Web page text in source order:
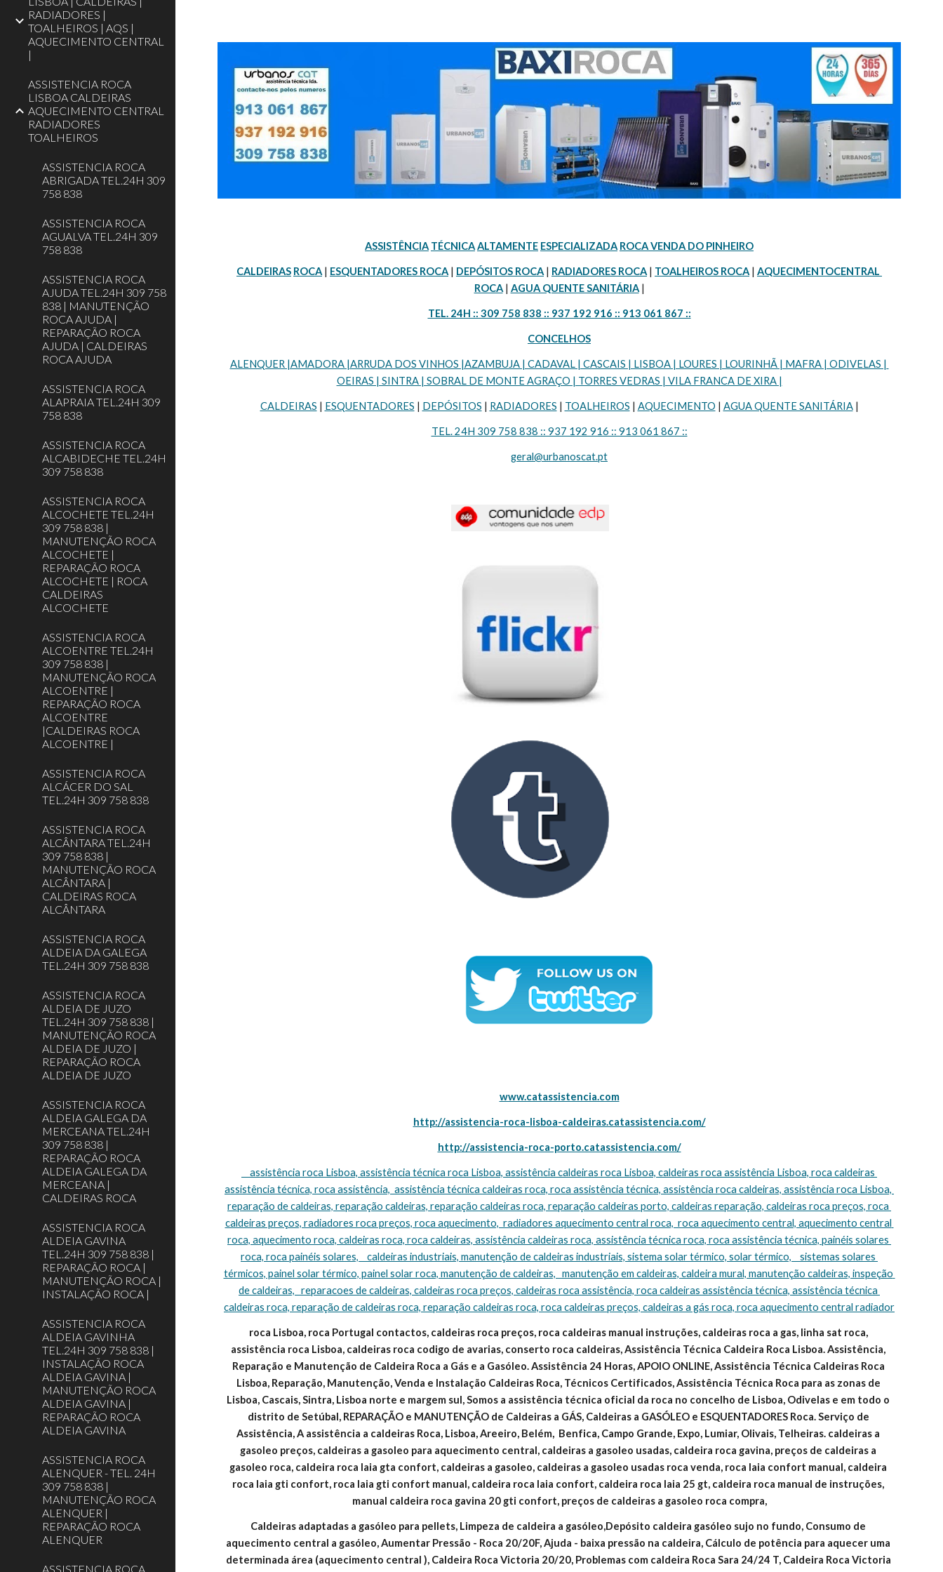
RADIADORES |
TOALHEIROS | AQS |
AQUECIMENTO CENTRAL
|
ASSISTENCIA ROCA
LISBOA CALDEIRAS
AQUECIMENTO CENTRAL
RADIADORES
TOALHEIROS
ASSISTENCIA ROCA
ABRIGADA TEL.24H 309
758 838
ASSISTENCIA ROCA
AGUALVA TEL.24H 309
758 838
ASSISTENCIA ROCA
AJUDA TEL.24H 309 758
838 | MANUTENÇÃO
ROCA AJUDA |
REPARAÇÃO ROCA
AJUDA | CALDEIRAS
ROCA AJUDA
ASSISTENCIA ROCA
ALAPRAIA TEL.24H 309
758 838
ASSISTENCIA ROCA
ALCABIDECHE TEL.24H
309 758 838
ASSISTENCIA ROCA
ALCOCHETE TEL.24H
309 758 838 |
MANUTENÇÃO ROCA
ALCOCHETE |
REPARAÇÃO ROCA
ALCOCHETE | ROCA
CALDEIRAS
ALCOCHETE
ASSISTENCIA ROCA
ALCOENTRE TEL.24H
309 758 838 |
MANUTENÇÃO ROCA
ALCOENTRE |
REPARAÇÃO ROCA
ALCOENTRE
|CALDEIRAS ROCA
ALCOENTRE |
ASSISTENCIA ROCA
ALCÁCER DO SAL
TEL.24H 309 758 838
ASSISTENCIA ROCA
ALCÂNTARA TEL.24H
309 758 838 |
MANUTENÇÃO ROCA
ALCÂNTARA |
CALDEIRAS ROCA
ALCÂNTARA
ASSISTENCIA ROCA
ALDEIA DA GALEGA
TEL.24H 309 758 838
ASSISTENCIA ROCA
ALDEIA DE JUZO
TEL.24H 309 758 838 |
MANUTENÇÃO ROCA
ALDEIA DE JUZO |
REPARAÇÃO ROCA
ALDEIA DE JUZO
ASSISTENCIA ROCA
ALDEIA GALEGA DA
MERCEANA TEL.24H
309 758 838 |
REPARAÇÃO ROCA
ALDEIA GALEGA DA
MERCEANA |
CALDEIRAS ROCA
ASSISTENCIA ROCA
ALDEIA GAVINA
TEL.24H 309 758 838 |
REPARAÇÃO ROCA |
MANUTENÇÃO ROCA |
INSTALAÇÃO ROCA |
ASSISTENCIA ROCA
ALDEIA GAVINHA
TEL.24H 309 758 838 |
INSTALAÇÃO ROCA
ALDEIA GAVINA |
MANUTENÇÃO ROCA
ALDEIA GAVINA |
REPARAÇÃO ROCA
ALDEIA GAVINA
ASSISTENCIA ROCA
ALENQUER - TEL. 24H
309 758 838 |
MANUTENÇÃO ROCA
ALENQUER |
REPARAÇÃO ROCA
ALENQUER
ASSISTENCIA ROCA
ASSISTÊNCIA TÉCNICAALTAMENTE ESPECIALIZADA ROCA VENDA DO PINHEIRO
CALDEIRAS ROCA | ESQUENTADORES ROCA | DEPÓSITOS ROCA | RADIADORES ROCA | TOALHEIROS ROCA | AQUECIMENTOCENTRAL
ROCA | AGUA QUENTE SANITÁRIA |
TEL. 24H :: 309 758 838 :: 937 192 916 :: 913 061 867 ::
CONCELHOS
ALENQUER |AMADORA |ARRUDA DOS VINHOS |AZAMBUJA | CADAVAL | CASCAIS | LISBOA | LOURES | LOURINHÃ | MAFRA | ODIVELAS |
OEIRAS | SINTRA | SOBRAL DE MONTE AGRAÇO | TORRES VEDRAS | VILA FRANCA DE XIRA |
CALDEIRAS | ESQUENTADORES | DEPÓSITOS | RADIADORES | TOALHEIROS | AQUECIMENTO | AGUA QUENTE SANITÁRIA |
TEL. 24H 309 758 838 :: 937 192 916 :: 913 061 867 ::
geral@urbanoscat.pt
www.catassistencia.com
http://assistencia-roca-lisboa-caldeiras.catassistencia.com/
http://assistencia-roca-porto.catassistencia.com/
assistência técnica, roca assistência,  assistência técnica caldeiras roca, roca assistência técnica, assistência roca caldeiras, assistência roca Lisboa,
reparação de caldeiras, reparação caldeiras, reparação caldeiras roca, reparação caldeiras porto, caldeiras reparação, caldeiras roca preços, roca
caldeiras preços, radiadores roca preços, roca aquecimento,  radiadores aquecimento central roca,  roca aquecimento central, aquecimento central
roca, aquecimento roca, caldeiras roca, roca caldeiras, assistência caldeiras roca, assistência técnica roca, roca assistência técnica, painéis solares
roca, roca painéis solares,    caldeiras industriais, manutenção de caldeiras industriais, sistema solar térmico, solar térmico,    sistemas solares
térmicos, painel solar térmico, painel solar roca, manutenção de caldeiras,   manutenção em caldeiras, caldeira mural, manutenção caldeiras, inspeção
de caldeiras,   reparacoes de caldeiras, caldeiras roca preços, caldeiras roca assistência, roca caldeiras assistência técnica, assistência técnica
caldeiras roca, reparação de caldeiras roca, reparação caldeiras roca, roca caldeiras preços, caldeiras a gás roca, roca aquecimento central radiador
roca Lisboa, roca Portugal contactos, caldeiras roca preços, roca caldeiras manual instruções, caldeiras roca a gas, linha sat roca,
assistência roca Lisboa, caldeiras roca codigo de avarias, conserto roca caldeiras, Assistência Técnica Caldeira Roca Lisboa. Assistência,
Reparação e Manutenção de Caldeira Roca a Gás e a Gasóleo. Assistência 24 Horas, APOIO ONLINE, Assistência Técnica Caldeiras Roca
Lisboa, Reparação, Manutenção, Venda e Instalação Caldeiras Roca, Técnicos Certificados, Assistência Técnica Roca para as zonas de
Lisboa, Cascais, Sintra, Lisboa norte e margem sul, Somos a assistência técnica oficial da roca no concelho de Lisboa, Odivelas e em todo o
distrito de Setúbal, REPARAÇÃO e MANUTENÇÃO de Caldeiras a GÁS, Caldeiras a GASÓLEO e ESQUENTADORES Roca. Serviço de
Assistência, A assistência a caldeiras Roca, Lisboa, Areeiro, Belém,  Benfica, Campo Grande, Expo, Lumiar, Olivais, Telheiras. caldeiras a
gasoleo preços, caldeiras a gasoleo para aquecimento central, caldeiras a gasoleo usadas, caldeira roca gavina, preços de caldeiras a
gasoleo roca, caldeira roca laia gta confort, caldeiras a gasoleo, caldeiras a gasoleo usadas roca venda, roca laia confort manual, caldeira
roca laia gti confort, roca laia gti confort manual, caldeira roca laia confort, caldeira roca laia 25 gt, caldeira roca manual de instruções,
manual caldeira roca gavina 20 gti confort, preços de caldeiras a gasoleo roca compra,
Caldeiras adaptadas a gasóleo para pellets, Limpeza de caldeira a gasóleo,Depósito caldeira gasóleo sujo no fundo, Consumo de
aquecimento central a gasóleo, Aumentar Pressão - Roca 20/20F, Ajuda - baixa pressão na caldeira, Cálculo de potência para aquecer uma
determinada área (aquecimento central ), Caldeira Roca Victoria 20/20, Problemas com caldeira Roca Sara 24/24 T, Caldeira Roca Victoria